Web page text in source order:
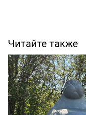
Читайте также